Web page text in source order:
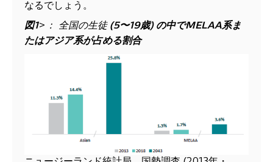
なるでしょう。
図1> ： 全国の生徒(5〜19歳) の中でMELAA系ま
たはアジア系が占める割合